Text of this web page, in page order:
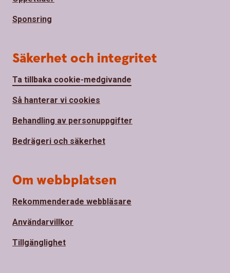
Sponsring
Säkerhet och integritet
Ta tillbaka cookie-medgivande
Så hanterar vi cookies
Behandling av personuppgifter
Bedrägeri och säkerhet
Om webbplatsen
Rekommenderade webbläsare
Användarvillkor
Tillgänglighet